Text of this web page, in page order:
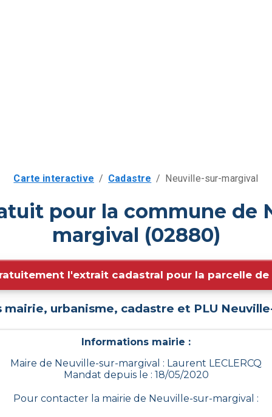
Carte interactive / Cadastre / Neuville-sur-margival
pour la commune de
margival (02880)
l'extrait cadastral pour la parcelle de
urbanisme, cadastre et PLU
Informations mairie :
Maire de Neuville-sur-margival : Laurent LECLERCQ
Mandat depuis le : 18/05/2020
Pour contacter la mairie de Neuville-sur-margival :